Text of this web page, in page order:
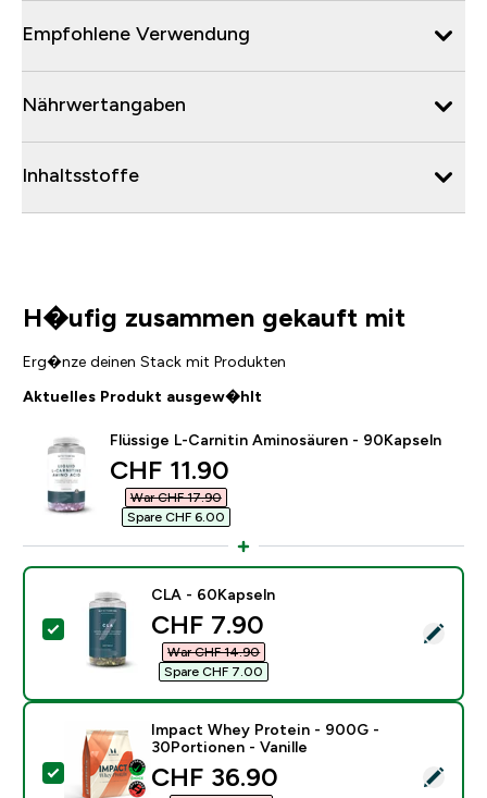
Empfohlene Verwendung
Nährwertangaben
Inhaltsstoffe
H�ufig zusammen gekauft mit
Erg�nze deinen Stack mit Produkten
Aktuelles Produkt ausgew�hlt
Flüssige L-Carnitin Aminosäuren - 90Kapseln
discounted price
CHF 11.90‎
War CHF 17.90‎
Spare CHF 6.00‎
Dieses Produkt ausw�hlen - CLA - 60Kapseln
CLA - 60Kapseln
discounted price
CHF 7.90‎
War CHF 14.90‎
Spare CHF 7.00‎
Dieses Produkt ausw�hlen - Impact Whey Protein -
Impact Whey Protein - 900G -
30Portionen - Vanille
discounted price
CHF 36.90‎